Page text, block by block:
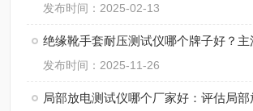
发布时间：2025-02-13
发布时间：2025-11-26